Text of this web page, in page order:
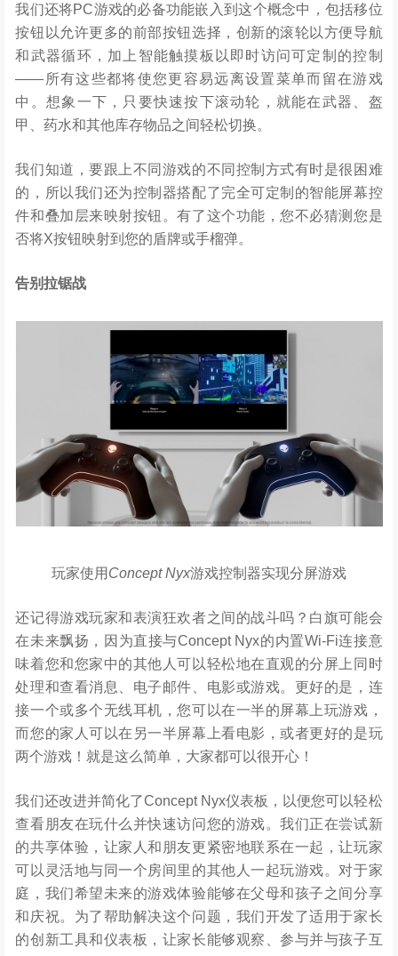
我们还将PC游戏的必备功能嵌入到这个概念中，包括移位
按钮以允许更多的前部按钮选择，创新的滚轮以方便导航
和武器循环，加上智能触摸板以即时访问可定制的控制
——所有这些都将使您更容易远离设置菜单而留在游戏
中。想象一下，只要快速按下滚动轮，就能在武器、盔
甲、药水和其他库存物品之间轻松切换。
我们知道，要跟上不同游戏的不同控制方式有时是很困难
的，所以我们还为控制器搭配了完全可定制的智能屏幕控
件和叠加层来映射按钮。有了这个功能，您不必猜测您是
否将X按钮映射到您的盾牌或手榴弹。
告别拉锯战
玩家使用 Concept Nyx游戏控制器实现分屏游戏
还记得游戏玩家和表演狂欢者之间的战斗吗？白旗可能会
在未来飘扬，因为直接与Concept Nyx的内置Wi-Fi连接意
味着您和您家中的其他人可以轻松地在直观的分屏上同时
处理和查看消息、电子邮件、电影或游戏。更好的是，连
接一个或多个无线耳机，您可以在一半的屏幕上玩游戏，
而您的家人可以在另一半屏幕上看电影，或者更好的是玩
两个游戏！就是这么简单，大家都可以很开心！
我们还改进并简化了Concept Nyx仪表板，以便您可以轻松
查看朋友在玩什么并快速访问您的游戏。我们正在尝试新
的共享体验，让家人和朋友更紧密地联系在一起，让玩家
可以灵活地与同一个房间里的其他人一起玩游戏。对于家
庭，我们希望未来的游戏体验能够在父母和孩子之间分享
和庆祝。为了帮助解决这个问题，我们开发了适用于家长
的创新工具和仪表板，让家长能够观察、参与并与孩子互